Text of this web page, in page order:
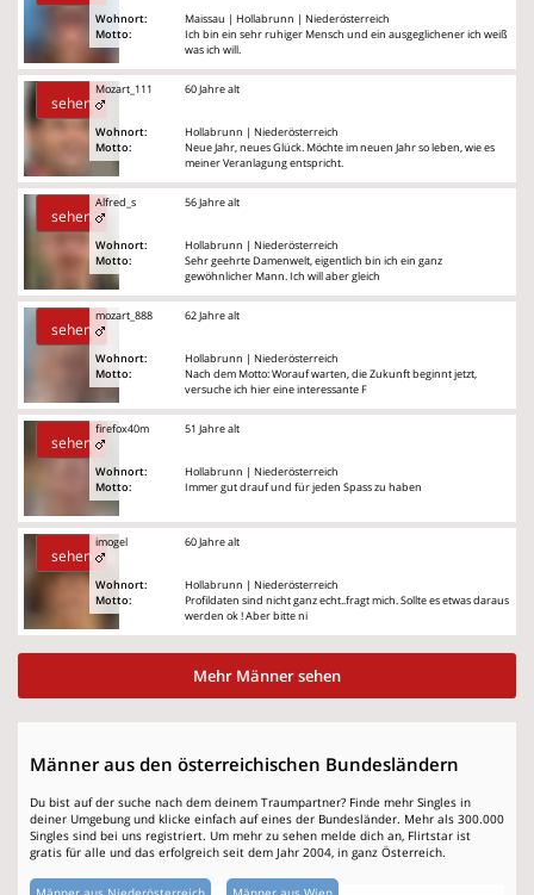
Wohnort:
Motto:
Maissau | Hollabrunn | Niederösterreich
Ich bin ein sehr ruhiger Mensch und ein ausgeglichener ich weiß
was ich will.
sehen
Mozart_111
Wohnort:
Motto:
60 Jahre alt
Hollabrunn | Niederösterreich
Neue Jahr, neues Glück. Möchte im neuen Jahr so leben, wie es
meiner Veranlagung entspricht.
sehen
Alfred_s
Wohnort:
Motto:
56 Jahre alt
Hollabrunn | Niederösterreich
Sehr geehrte Damenwelt, eigentlich bin ich ein ganz
gewöhnlicher Mann. Ich will aber gleich
sehen
mozart_888
Wohnort:
Motto:
62 Jahre alt
Hollabrunn | Niederösterreich
Nach dem Motto: Worauf warten, die Zukunft beginnt jetzt,
versuche ich hier eine interessante F
sehen
firefox40m
Wohnort:
Motto:
51 Jahre alt
Hollabrunn | Niederösterreich
Immer gut drauf und für jeden Spass zu haben
sehen
imogel
Wohnort:
Motto:
60 Jahre alt
Hollabrunn | Niederösterreich
Profildaten sind nicht ganz echt..fragt mich. Sollte es etwas daraus
werden ok ! Aber bitte ni
Mehr Männer sehen
Männer aus den österreichischen Bundesländern
Du bist auf der suche nach dem deinem Traumpartner? Finde mehr Singles in
deiner Umgebung und klicke einfach auf eines der Bundesländer. Mehr als 300.000
Singles sind bei uns registriert. Um mehr zu sehen melde dich an, Flirtstar ist
gratis für alle und das erfolgreich seit dem Jahr 2004, in ganz Österreich.